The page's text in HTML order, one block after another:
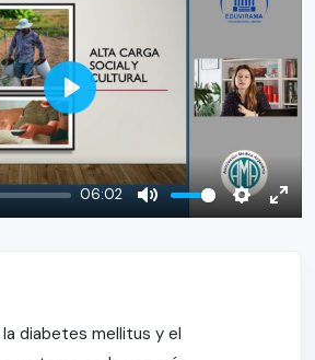
06:02
Mute Settings
Play
diabetes mellitus y el